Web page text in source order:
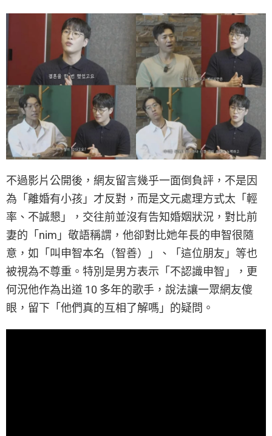
不過影片公開後，網友留言幾乎一面倒負評，不是因
為「離婚有小孩」才反對，而是文元處理方式太「輕
率、不誠懇」，交往前並沒有告知婚姻狀況，對比前
妻的「nim」敬語稱謂，他卻對比她年長的申智很隨
意，如「叫申智本名（智善）」、「這位朋友」等也
被視為不尊重。特別是男方表示「不認識申智」，更
何況他作為出道 10 多年的歌手，說法讓一眾網友傻
眼，留下「他們真的互相了解嗎」的疑問。